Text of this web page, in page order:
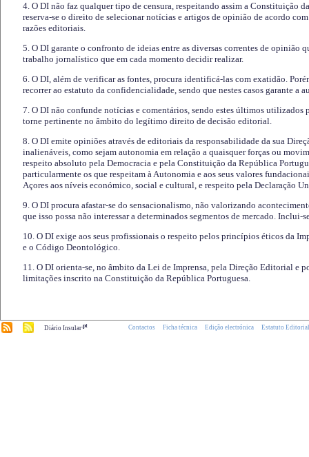
4. O DI não faz qualquer tipo de censura, respeitando assim a Constituição
reserva-se o direito de selecionar notícias e artigos de opinião de acordo
razões editoriais.
5. O DI garante o confronto de ideias entre as diversas correntes de opinião
trabalho jornalístico que em cada momento decidir realizar.
6. O DI, além de verificar as fontes, procura identificá-las com exatidão.
recorrer ao estatuto da confidencialidade, sendo que nestes casos garante a
7. O DI não confunde notícias e comentários, sendo estes últimos utilizados
torne pertinente no âmbito do legítimo direito de decisão editorial.
8. O DI emite opiniões através de editoriais da responsabilidade da sua
inalienáveis, como sejam autonomia em relação a quaisquer forças ou
respeito absoluto pela Democracia e pela Constituição da República
particularmente os que respeitam à Autonomia e aos seus valores
Açores aos níveis económico, social e cultural, e respeito pela Declaração
9. O DI procura afastar-se do sensacionalismo, não valorizando
que isso possa não interessar a determinados segmentos de mercado.
10. O DI exige aos seus profissionais o respeito pelos princípios éticos da
e o Código Deontológico.
11. O DI orienta-se, no âmbito da Lei de Imprensa, pela Direção Editorial e
limitações inscrito na Constituição da República Portuguesa.
Diário Insular.pt Contactos Ficha técnica Edição electrónica Estatuto Editorial